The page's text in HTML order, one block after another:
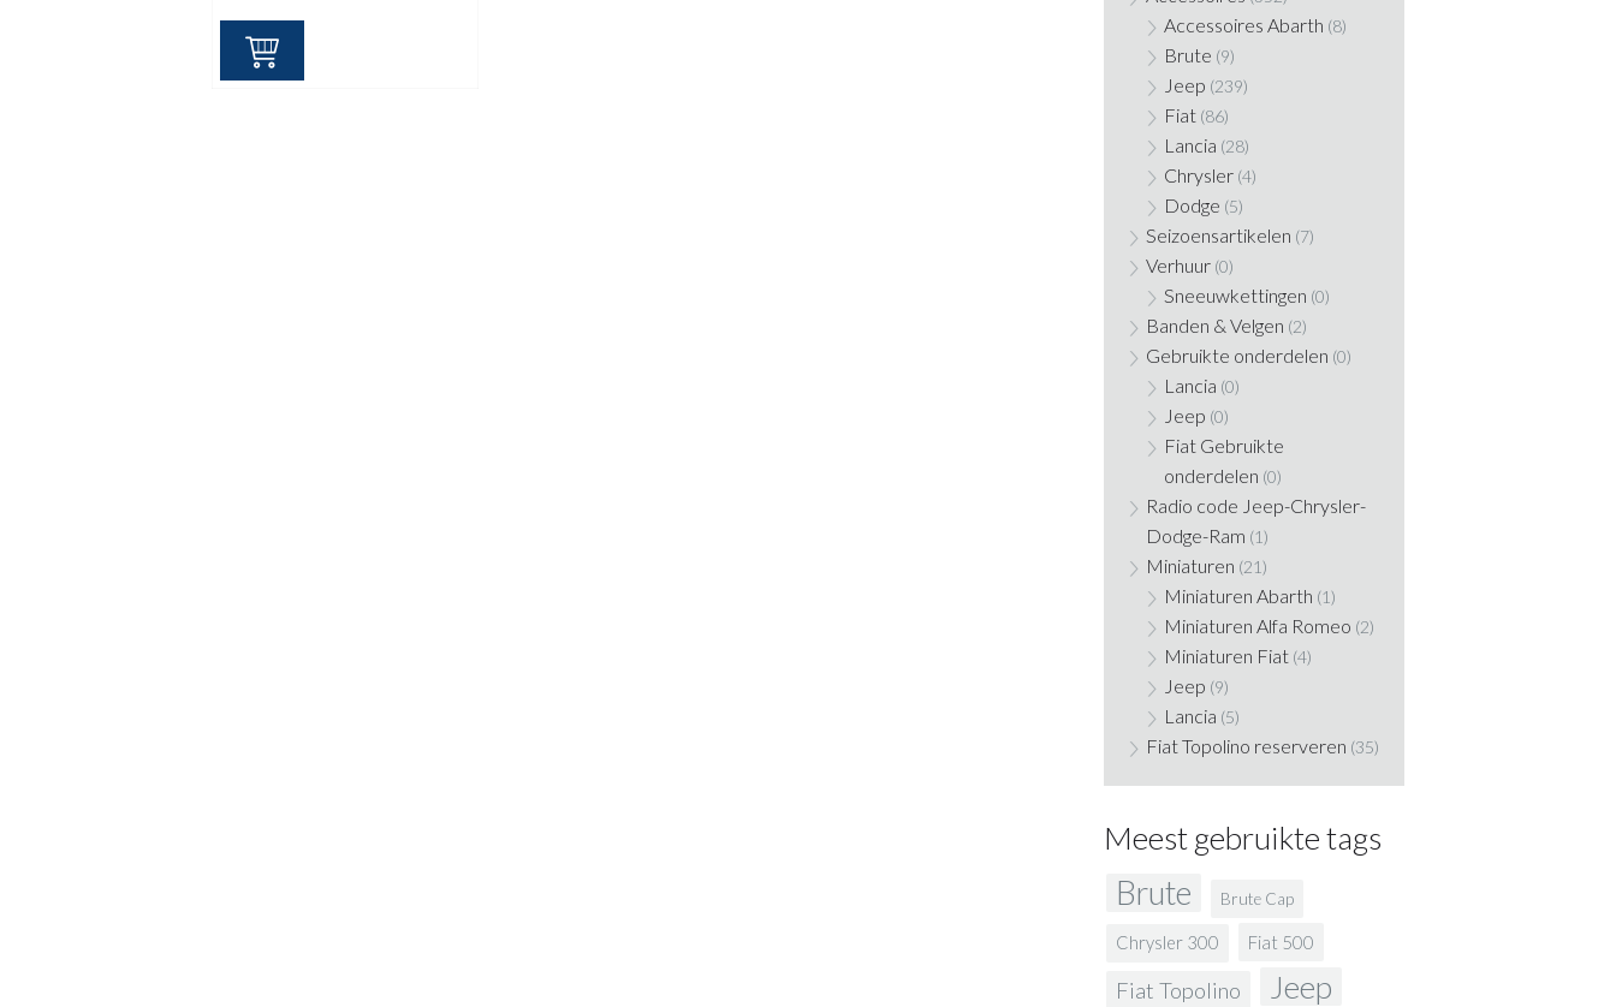
Accessoires Abarth (8)
Brute (9)
Jeep (239)
Fiat (86)
Lancia (28)
Chrysler (4)
Dodge (5)
Seizoensartikelen (7)
Verhuur (0)
Sneeuwkettingen (0)
Banden & Velgen (2)
Gebruikte onderdelen (0)
Lancia (0)
Jeep (0)
Fiat Gebruikte
onderdelen (0)
Radio code Jeep-Chrysler-
Dodge-Ram (1)
Miniaturen (21)
Miniaturen Abarth (1)
Miniaturen Alfa Romeo (2)
Miniaturen Fiat (4)
Jeep (9)
Lancia (5)
Fiat Topolino reserveren (35)
Meest gebruikte tags
Brute Brute Cap
Chrysler 300 Fiat 500
Fiat Topolino Jeep